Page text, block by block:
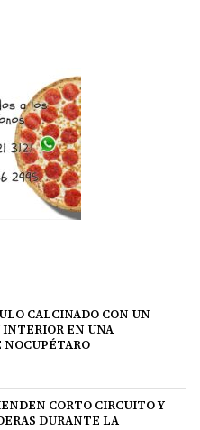
CALCINADO CON UN
INTERIOR EN UNA
CORTO CIRCUITO Y
DURANTE LA